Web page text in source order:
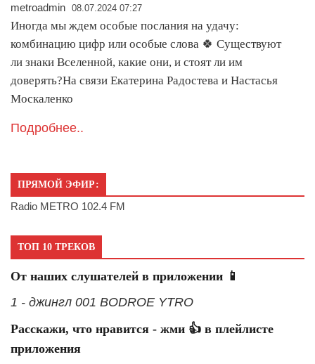
metroadmin 08.07.2024 07:27
Иногда мы ждем особые послания на удачу:
комбинацию цифр или особые слова 🍀 Существуют
ли знаки Вселенной, какие они, и стоят ли им
доверять?На связи Екатерина Радостева и Настасья
Москаленко
Подробнее..
ПРЯМОЙ ЭФИР:
Radio METRO 102.4 FM
ТОП 10 ТРЕКОВ
От наших слушателей в приложении 📱
1 - джингл 001 BODROE YTRO
Расскажи, что нравится - жми 👍 в плейлисте
приложения